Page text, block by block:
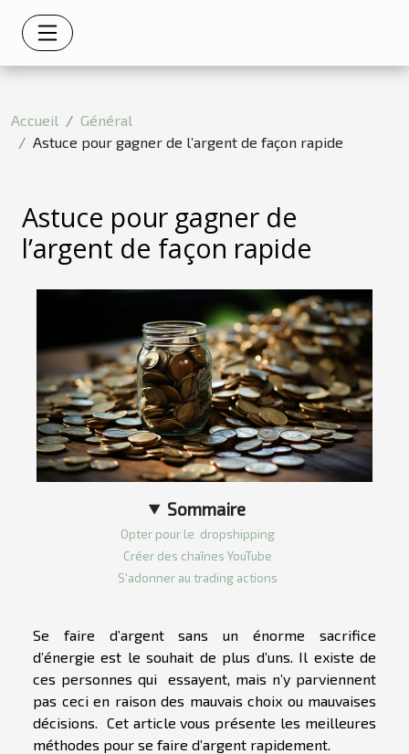
Accueil
Général
Astuce pour gagner de l’argent de façon rapide
Astuce pour gagner de
l’argent de façon rapide
Sommaire
Opter pour le dropshipping
Créer des chaînes YouTube
S'adonner au trading actions
Se faire d’argent sans un énorme sacrifice
d’énergie est le souhait de plus d’uns. Il existe de
ces personnes qui essayent, mais n’y parviennent
pas ceci en raison des mauvais choix ou mauvaises
décisions. Cet article vous présente les meilleures
méthodes pour se faire d’argent rapidement.